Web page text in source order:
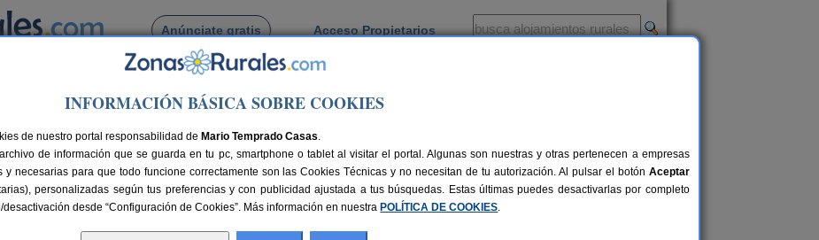
Anúnciate gratis Acceso Propietarios
Busca por pueblo
de Muño
INFORMACIÓN BÁSICA SOBRE COOKIES
de nuestro portal responsabilidad de Mario Temprado Casas.
de información que se guarda en tu pc, smartphone o tablet al visitar el portal. Algunas son nuestras y otras pertenecen a empresas
necesarias para que todo funcione correctamente son las Cookies Técnicas y no necesitan de tu autorización. Al pulsar el botón Aceptar
personalizadas según tus preferencias y con publicidad ajustada a tus búsquedas. Estas últimas puedes desactivarlas por completo
desde “Configuración de Cookies”. Más información en nuestra POLÍTICA DE COOKIES.